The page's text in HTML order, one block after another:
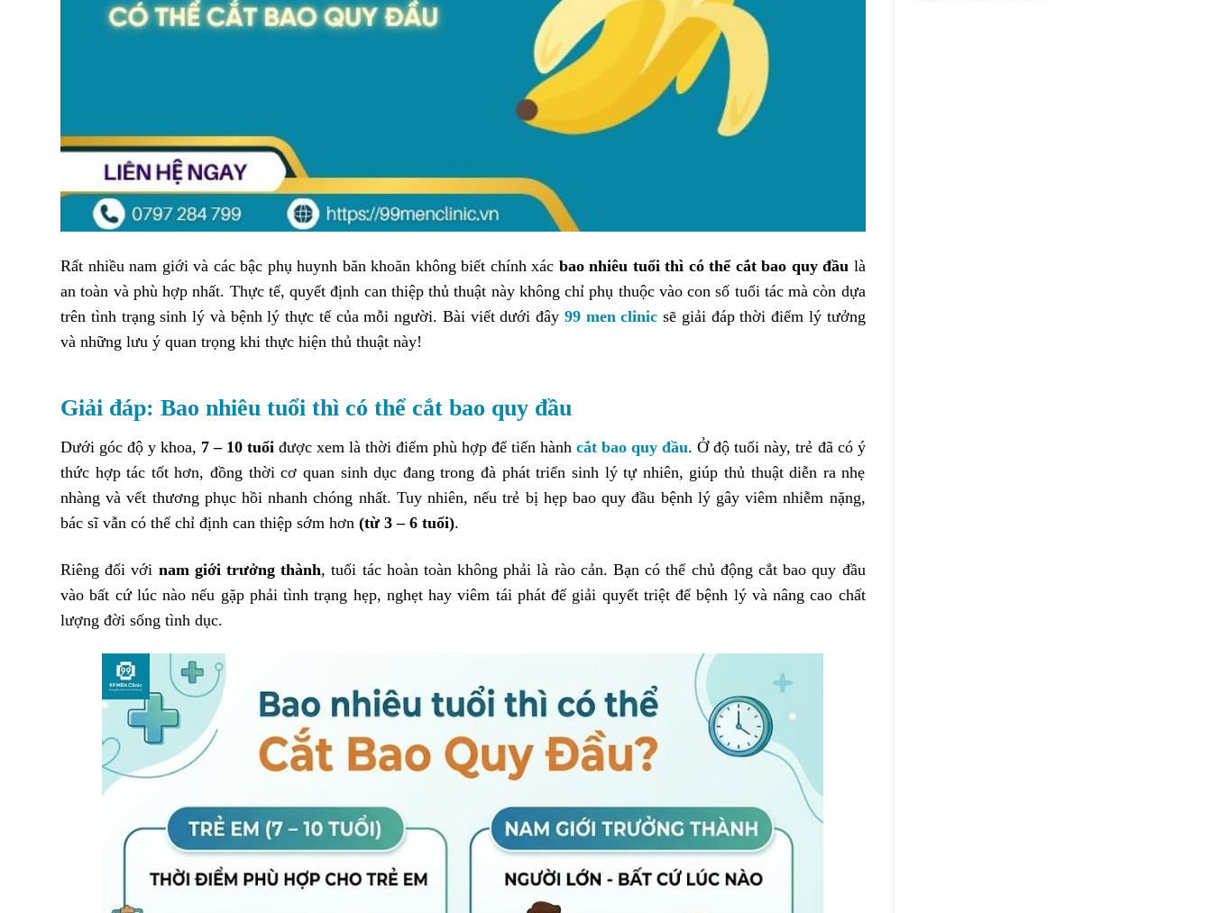
Rất nhiều nam giới và các bậc phụ huynh băn khoăn không biết chính xác bao nhiêu tuổi thì có thể cắt bao quy đầu là
an toàn và phù hợp nhất. Thực tế, quyết định can thiệp thủ thuật này không chỉ phụ thuộc vào con số tuổi tác mà còn dựa
trên tình trạng sinh lý và bệnh lý thực tế của mỗi người. Bài viết dưới đây 99 men clinic sẽ giải đáp thời điểm lý tưởng
và những lưu ý quan trọng khi thực hiện thủ thuật này!
Giải đáp: Bao nhiêu tuổi thì có thể cắt bao quy đầu
Dưới góc độ y khoa, 7 – 10 tuổi được xem là thời điểm phù hợp để tiến hànhcắt bao quy đầu. Ở độ tuổi này, trẻ đã có ý
thức hợp tác tốt hơn, đồng thời cơ quan sinh dục đang trong đà phát triển sinh lý tự nhiên, giúp thủ thuật diễn ra nhẹ
nhàng và vết thương phục hồi nhanh chóng nhất. Tuy nhiên, nếu trẻ bị hẹp bao quy đầu bệnh lý gây viêm nhiễm nặng,
bác sĩ vẫn có thể chỉ định can thiệp sớm hơn (từ 3 – 6 tuổi).
Riêng đối với nam giới trưởng thành, tuổi tác hoàn toàn không phải là rào cản. Bạn có thể chủ động cắt bao quy đầu
vào bất cứ lúc nào nếu gặp phải tình trạng hẹp, nghẹt hay viêm tái phát để giải quyết triệt để bệnh lý và nâng cao chất
lượng đời sống tình dục.